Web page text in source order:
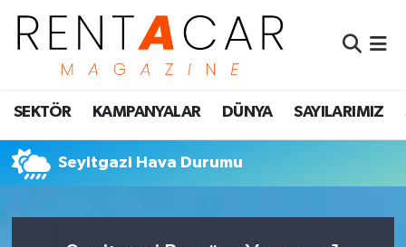
SEKTÖR KAMPANYALAR DÜNYA SAYILARIMIZ
Seyitgazi Hava Durumu
İstanbul Nöbetçi Eczaneler
İstanbul Hava Durumu
İstanbul Namaz Vakitleri